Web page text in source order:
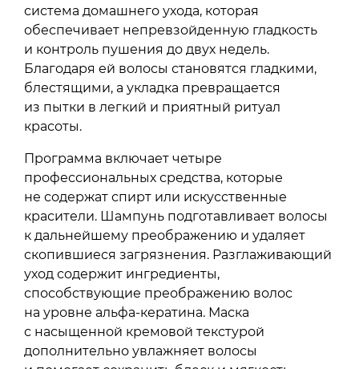
система домашнего ухода, которая
обеспечивает непревзойденную гладкость
и контроль пушения до двух недель.
Благодаря ей волосы становятся гладкими,
блестящими, а укладка превращается
из пытки в легкий и приятный ритуал
красоты.
Программа включает четыре
профессиональных средства, которые
не содержат спирт или искусственные
красители. Шампунь подготавливает волосы
к дальнейшему преображению и удаляет
скопившиеся загрязнения. Разглаживающий
уход содержит ингредиенты,
способствующие преображению волос
на уровне альфа-кератина. Маска
с насыщенной кремовой текстурой
дополнительно увлажняет волосы